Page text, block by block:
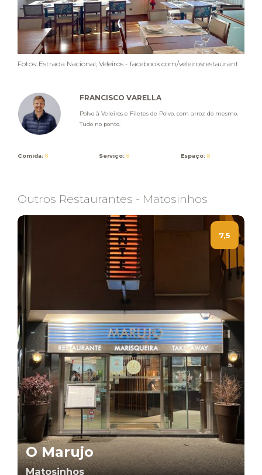
Fotos: Estrada Nacional; Veleiros - facebook.com/veleirosrestaurant
FRANCISCO VARELLA
Polvo à Veleiros e Filetes de Polvo, com arroz do mesmo.
Tudo no ponto.
Comida: 8 Serviço: 8 Espaço: 8
Outros Restaurantes - Matosinhos
7,5
O Marujo
Matosinhos